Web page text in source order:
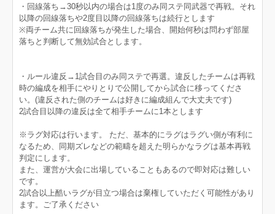
・回線落ち→30秒以内の場合は1度のみ同ステ同武器で再戦。それ
以降の回線落ちや2度目以降の回線落ちは続行とします
※両チーム共に回線落ちが発生した場合、開始何秒は問わず部屋
落ちと判断して無効試合とします。
・ルール違反→1試合目のみ同ステで再選。違反したチームは再戦
時の編成を相手にやりとりで公開してから試合に移ってくださ
い。(違反された側のチームは好きに編成組んで大丈夫です)
2試合目以降の違反は全て相手チームに1本とします
※ラグ対応は行います。 ただ、基本的にラグはラグい側が有利に
なるため、同期ズレなどの範疇を超えた明らかなラグは基本再戦
判定にします。
また、運営が大会に出場していることもあるので即対応は難しい
です。
2試合以上酷いラグが目立つ場合は棄権していただく可能性があり
ます。ご了承ください